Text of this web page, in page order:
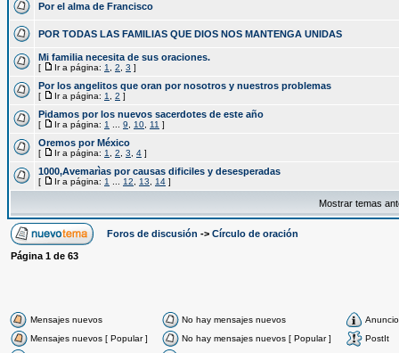
Por el alma de Francisco
POR TODAS LAS FAMILIAS QUE DIOS NOS MANTENGA UNIDAS
Mi familia necesita de sus oraciones.
[ Ir a página: 1 2 3 ]
Por los angelitos que oran por nosotros y nuestros problemas
[ Ir a página: 1 2 ]
Pidamos por los nuevos sacerdotes de este año
[ Ir a página: 1 9 10 11 ]
Oremos por México
[ Ir a página: 1 2 3 4 ]
1000,Avemarìas por causas dificiles y desesperadas
[ Ir a página: 1 12 13 14 ]
Mostrar temas
Foros de discusión -> Círculo de oración
Página 1 de 63
Mensajes nuevos No hay mensajes nuevos
Anuncio
Mensajes nuevos [ Popular ]
No hay mensajes nuevos [ Popular ]
PostIt